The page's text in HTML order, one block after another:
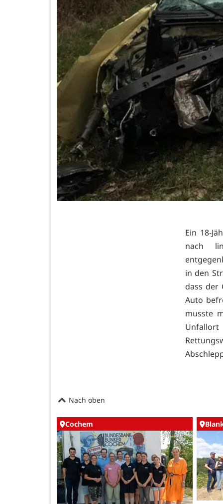
Ein 18-
nach
in den
dass der
Auto
musste
Nach oben
Cochem